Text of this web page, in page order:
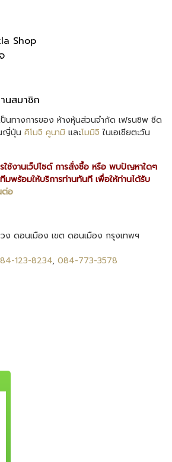
Shop
นสมาชิก
ป็นทางการของ ห้างหุ้นส่วนจำกัด เฟรนชิพ ซีด
ญี่ปุ่น คิโมจิ คูนามิ และโมมิจิ ในเอเชียตะวัน
ช้งานเว็ปไซด์ การสั่งซื้อ หรือ พบปัญหาใดๆ
พร้อมให้บริการท่านทันที เพื่อให้ท่านได้รับ
ต่อ
ง ดอนเมือง เขต ดอนเมือง กรุงเทพฯ
123-8234, 084-773-3578